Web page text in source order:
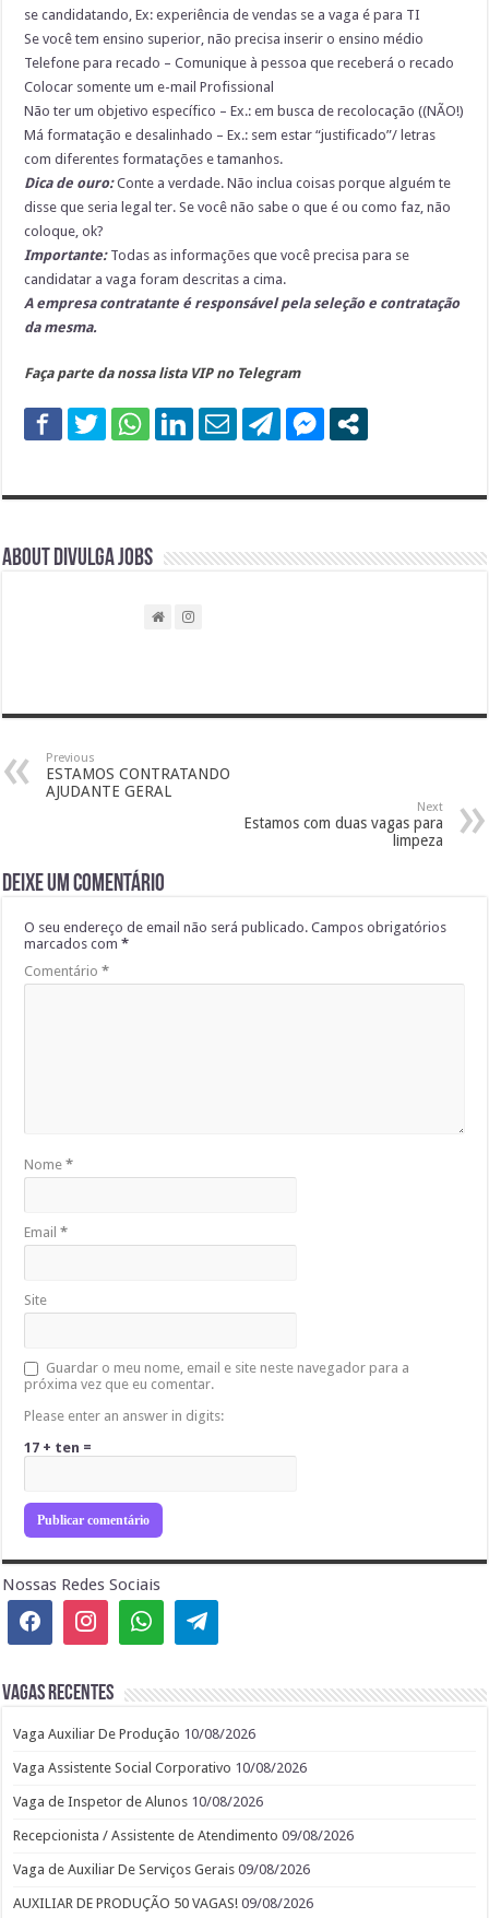
se candidatando, Ex: experiência de vendas se a vaga é para TI
Se você tem ensino superior, não precisa inserir o ensino médio
Telefone para recado – Comunique à pessoa que receberá o recado
Colocar somente um e-mail Profissional
Não ter um objetivo específico – Ex.: em busca de recolocação ((NÃO!)
Má formatação e desalinhado – Ex.: sem estar “justificado”/ letras
com diferentes formatações e tamanhos.
Dica de ouro: Conte a verdade. Não inclua coisas porque alguém te
disse que seria legal ter. Se você não sabe o que é ou como faz, não
coloque, ok?
Importante:Todas as informações que você precisa para se
candidatar a vaga foram descritas a cima.
A empresa contratante é responsável pela seleção e contratação
da mesma.
Faça parte da nossa lista VIP no Telegram
About DIVULGA JOBS
Previous
ESTAMOS CONTRATANDO
AJUDANTE GERAL
Next
Estamos com duas vagas para
limpeza
Deixe um comentário
O seu endereço de email não será publicado. Campos obrigatórios
marcados com*
Comentário*
Nome*
Email*
Site
Guardar o meu nome, email e site neste navegador para a
próxima vez que eu comentar.
Please enter an answer in digits:
17 + ten =
Nossas Redes Sociais
Vagas recentes
Vaga Auxiliar De Produção 10/08/2026
Vaga Assistente Social Corporativo 10/08/2026
Vaga de Inspetor de Alunos 10/08/2026
Recepcionista / Assistente de Atendimento 09/08/2026
Vaga de Auxiliar De Serviços Gerais 09/08/2026
AUXILIAR DE PRODUÇÃO 50 VAGAS! 09/08/2026